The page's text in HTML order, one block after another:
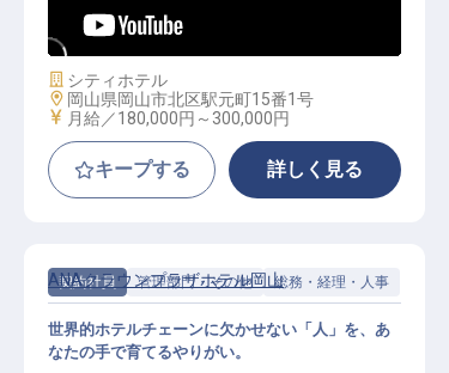
用）
施設業態
シティホテル
勤務地
岡山県岡山市北区駅元町15番1号
給与
月給／180,000円～ 300,000円
キープする 詳しく見る
契約社員 管理部門・その他 総務・経理・人事
ANAクラウンプラザホテル岡山
世界的ホテルチェーンに欠かせない「人」を、あ
なたの手で育てるやりがい。